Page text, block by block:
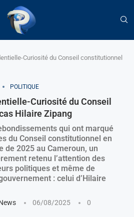
Curiosité du Conseil constitutionnel
POLITIQUE
Curiosité du Conseil
Hilaire Zipang
qui ont marqué
du Conseil constitutionnel en
de 2025 au Cameroun, un
retenu l’attention des
politiques et même de
: celui d’Hilaire
06/08/2025
0